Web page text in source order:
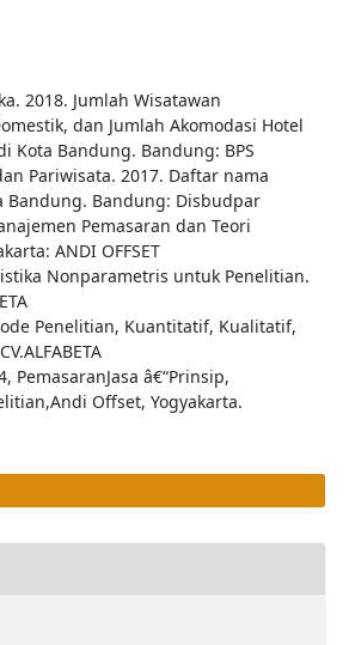
2018. Jumlah Wisatawan
dan Jumlah Akomodasi Hotel
Kota Bandung. Bandung: BPS
Pariwisata. 2017. Daftar nama
Bandung. Bandung: Disbudpar
Pemasaran dan Teori
ANDI OFFSET
Nonparametris untuk Penelitian.
Penelitian, Kuantitatif, Kualitatif,
PemasaranJasa â€“Prinsip,
Offset, Yogyakarta.